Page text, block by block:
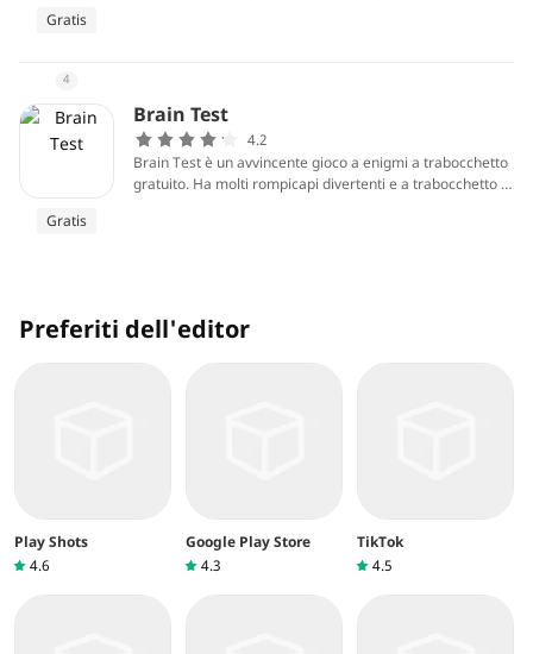
Gratis
4
Gratis
Brain Test
4.2
Brain Test è un avvincente gioco a enigmi a trabocchetto
gratuito. Ha molti rompicapi divertenti e a trabocchetto d
Preferiti dell'editor
Play Shots
4.6
Google Play Store
4.3
TikTok
4.5